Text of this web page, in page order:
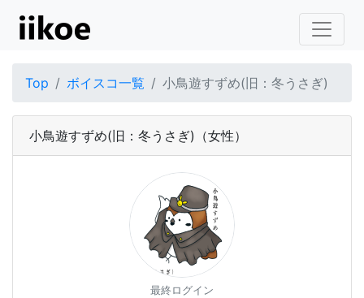
Top ボイスコ一覧 小鳥遊すずめ(旧：冬うさぎ)
小鳥遊すずめ(旧：冬うさぎ) （女性）
最終ログイン